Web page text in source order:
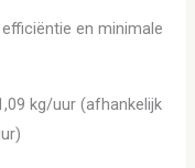
en minimale
kg/uur (afhankelijk